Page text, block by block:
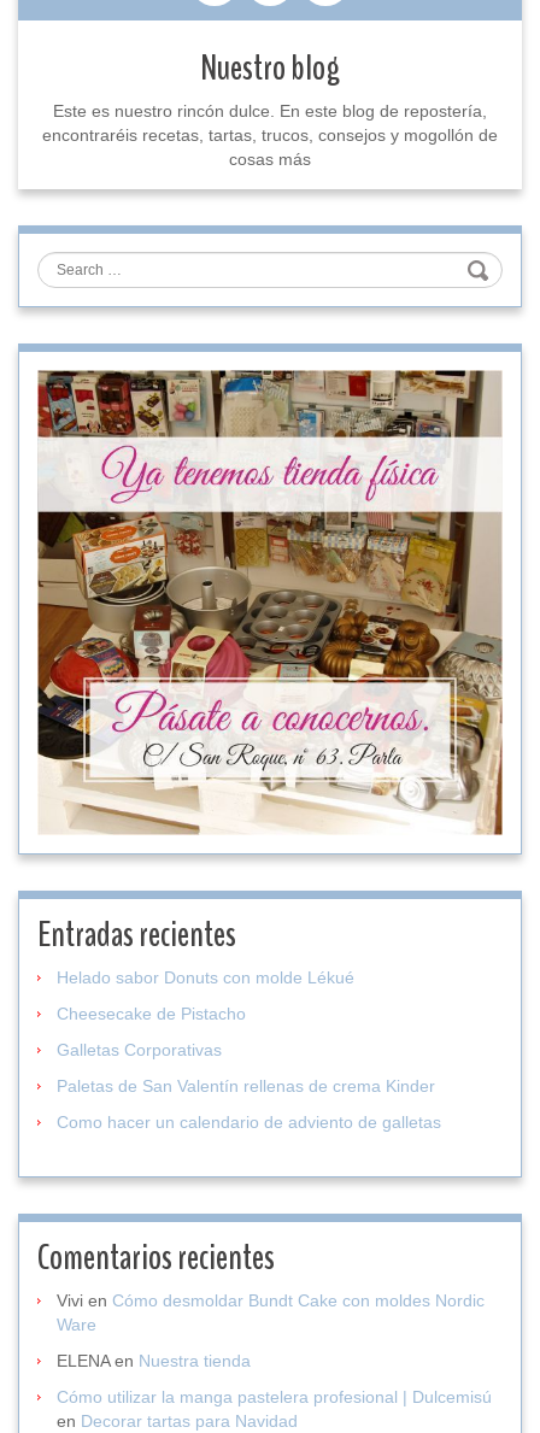
Nuestro blog
Este es nuestro rincón dulce. En este blog de repostería,
encontraréis recetas, tartas, trucos, consejos y mogollón de
cosas más
Search
Entradas recientes
Helado sabor Donuts con molde Lékué
Cheesecake de Pistacho
Galletas Corporativas
Paletas de San Valentín rellenas de crema Kinder
Como hacer un calendario de adviento de galletas
Comentarios recientes
Vivi en Cómo desmoldar Bundt Cake con moldes Nordic
Ware
ELENAen Nuestra tienda
Cómo utilizar la manga pastelera profesional | Dulcemisú
en Decorar tartas para Navidad